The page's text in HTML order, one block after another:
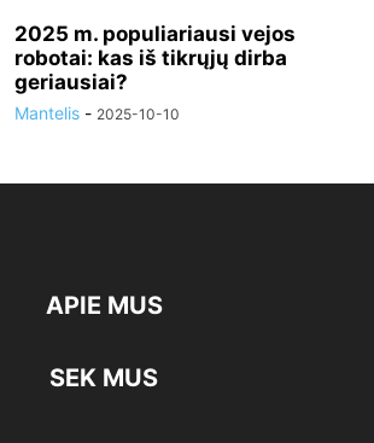
2025 m. populiariausi vejos
robotai: kas iš tikrųjų dirba
geriausiai?
Mantelis - 2025-10-10
APIE MUS
SEK MUS